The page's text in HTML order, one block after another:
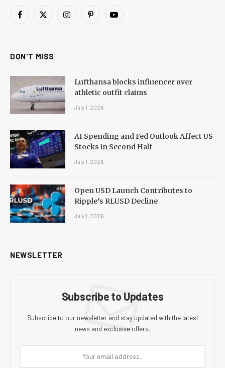
Facebook
X
InstagramPinterestYouTube
DON'T MISS
Lufthansa blocks influencer over
athletic outfit claims
July 1, 2026
AI Spending and Fed Outlook Affect US
Stocks in Second Half
July 1, 2026
Open USD Launch Contributes to
Ripple’s RLUSD Decline
July 1, 2026
NEWSLETTER
Subscribe to Updates
Subscribe to our newsletter and stay updated with the latest
news and exclusive offers.